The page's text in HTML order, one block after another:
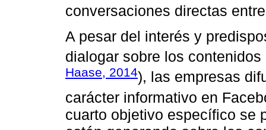
conversaciones directas
A pesar del interés y
dialogar sobre los
Haase, 2014), las empresas
carácter informativo en
cuarto objetivo específico se